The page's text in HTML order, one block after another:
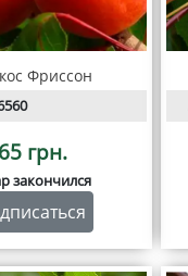
Фриссон
грн.
закончился